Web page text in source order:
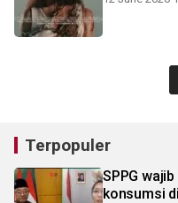
Terpopuler
SPPG
konsumsi